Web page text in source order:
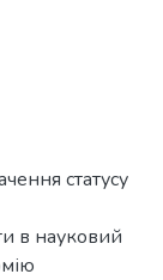
статусу
в науковий